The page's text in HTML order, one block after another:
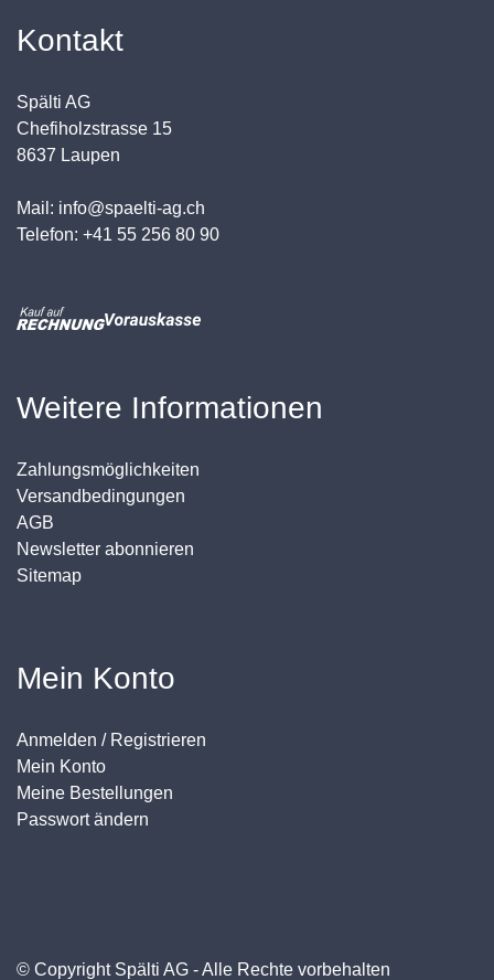
Kontakt
Spälti AG
Chefiholzstrasse 15
8637 Laupen
Mail: info@spaelti-ag.ch
Telefon: +41 55 256 80 90
Weitere Informationen
Zahlungsmöglichkeiten
Versandbedingungen
AGB
Newsletter abonnieren
Sitemap
Mein Konto
Anmelden / Registrieren
Mein Konto
Meine Bestellungen
Passwort ändern
© Copyright Spälti AG - Alle Rechte vorbehalten